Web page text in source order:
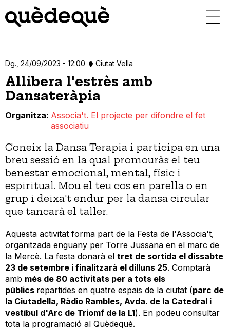
contingut
Dg., 24/09/2023 - 12:00 Ciutat Vella
Allibera l'estrès amb
Dansateràpia
Organitza Associa't. El projecte per difondre el fet
associatiu
Coneix la Dansa Terapia i participa en una
breu sessió en la qual promouràs el teu
benestar emocional, mental, físic i
espiritual. Mou el teu cos en parella o en
grup i deixa't endur per la dansa circular
que tancarà el taller.
Aquesta activitat forma part de la Festa de l'Associa't,
organitzada enguany per Torre Jussana en el marc de
la Mercè. La festa donarà el tret de sortida el dissabte
23 de setembre i finalitzarà el dilluns 25. Comptarà
amb més de 80 activitats per a tots els
públics repartides en quatre espais de la ciutat (parc de
la Ciutadella, Ràdio Rambles, Avda. de la Catedral i
vestíbul d'Arc de Triomf de la L1). En podeu consultar
tota la programació al Quèdequè.